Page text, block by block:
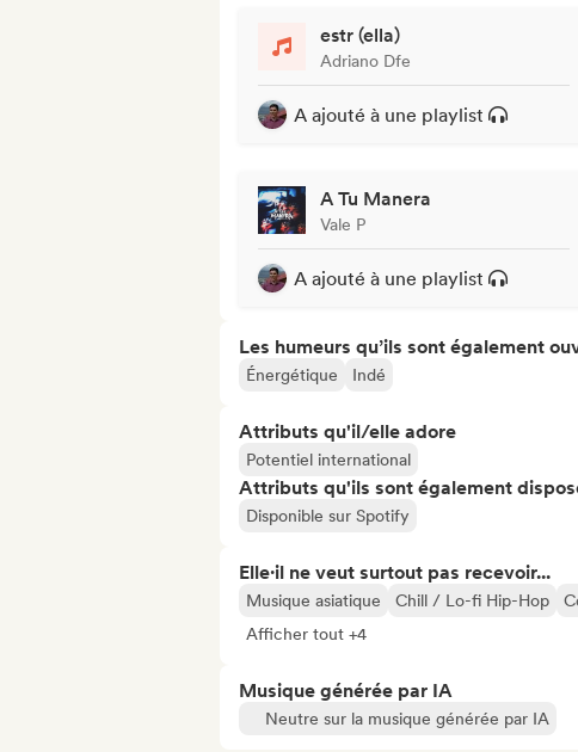
estr (ella)
Adriano Dfe
A ajouté à une playlist
A Tu Manera
Vale P
A ajouté à une playlist
Les humeurs qu’ils sont également
Énergétique Indé
Attributs qu'il/elle adore
Potentiel international
Attributs qu'ils sont également
Disponible sur Spotify
Elle·il ne veut surtout pas recevoir...
Musique asiatique Chill / Lo-fi Hip-Hop
Afficher tout +4
Musique générée par IA
Neutre sur la musique générée par IA